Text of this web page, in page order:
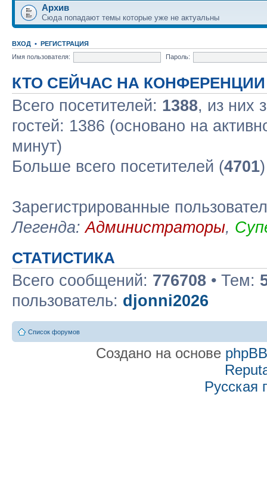
Архив
Сюда попадают темы которые уже не актуальны
ВХОД • РЕГИСТРАЦИЯ
Имя пользователя:
Пароль:
КТО СЕЙЧАС НА КОНФЕРЕНЦИИ
Всего посетителей: 1388, из них
гостей: 1386 (основано на
минут)
Больше всего посетителей (4701
Зарегистрированные
Легенда:Администраторы,
СТАТИСТИКА
Всего сообщений: 776708 • Тем:
пользователь: djonni2026
Список форумов
Создано на основе phpBB
Русская